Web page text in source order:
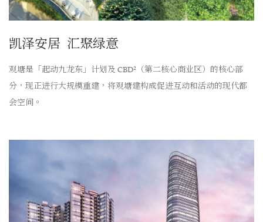
凯泽安居 汇聚绿意
观塘是「起动九龙东」计划及 CBD²（第二核心商业区）的核心部
分，现正进行大规模重建，将观塘建构成促进互动和活动的现代都
会空间。